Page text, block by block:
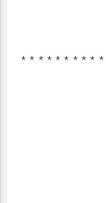
* * * * * * * * *